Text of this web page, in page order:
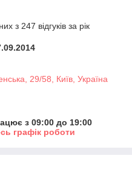
з 247 відгуків за рік
29/58, Київ, Україна
з 09:00 до 19:00
графік роботи